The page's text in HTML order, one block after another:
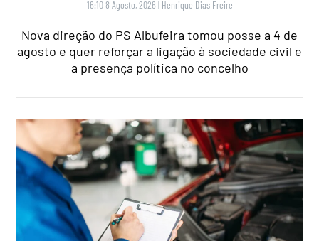
16:10 8 Agosto, 2026 | Henrique Dias Freire
Nova direção do PS Albufeira tomou posse a 4 de
agosto e quer reforçar a ligação à sociedade civil e
a presença política no concelho